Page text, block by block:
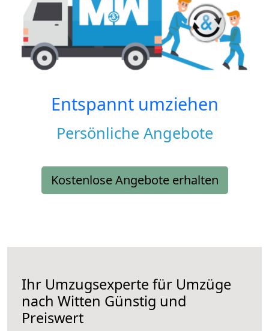
Entspannt umziehen
Persönliche Angebote
Kostenlose Angebote erhalten
Ihr Umzugsexperte für Umzüge
nach Witten Günstig und
Preiswert